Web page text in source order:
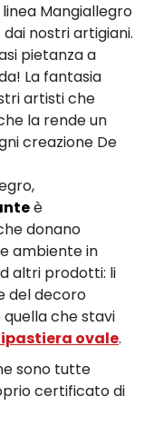
Mangiallegro
dai nostri artigiani.
pietanza a
La fantasia
artisti che
la rende un
creazione De
è
donano
ambiente in
altri prodotti: li
del decoro
che stavi
ovale.
sono tutte
certificato di